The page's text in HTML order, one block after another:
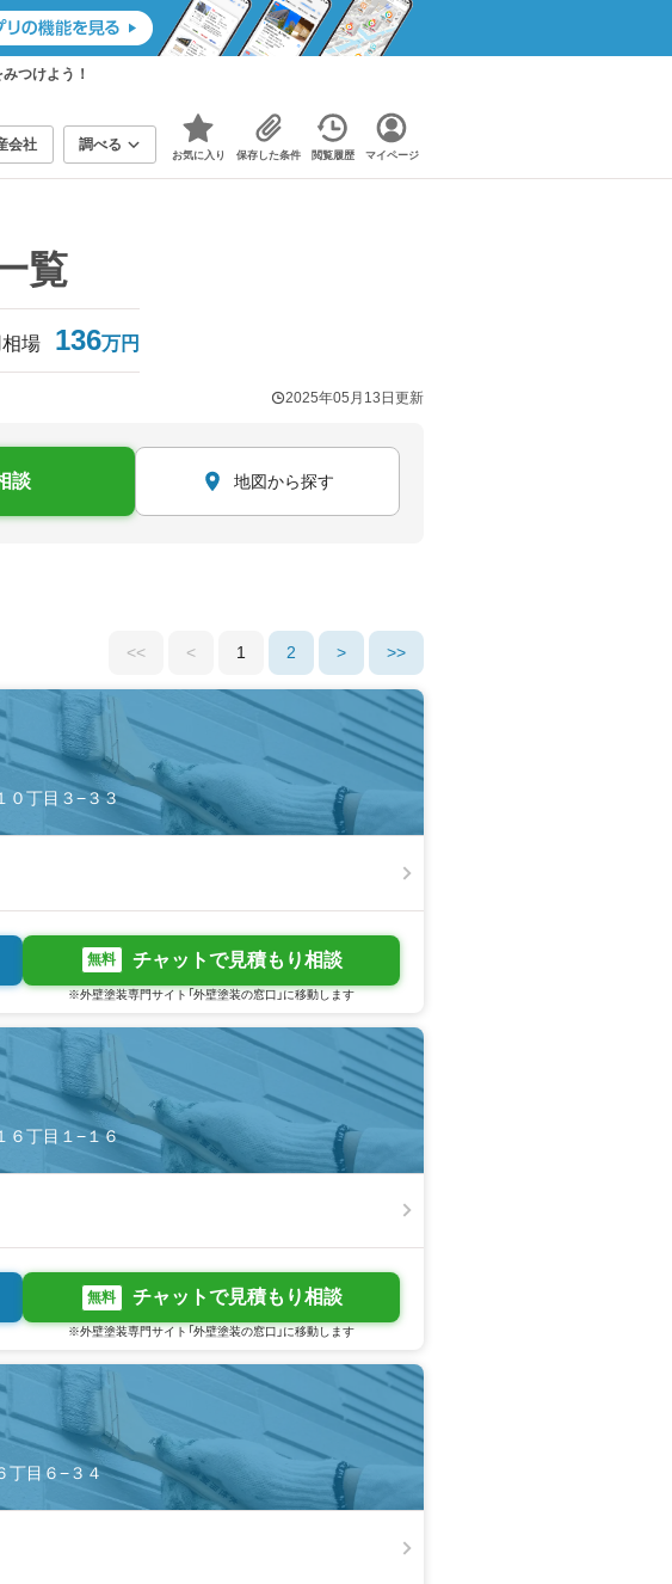
つけよう！
会社 調べる
お気に入り 保存した条件 閲覧履歴 マイページ
覧
場 136万円
2025年05月13日 更新
談 地図から探す
<< < 1 2 > >>
０丁目３−３３
無料 チャットで見積もり相談
※外壁塗装専門サイト「外壁塗装の窓口」に移動します
６丁目１−１６
無料 チャットで見積もり相談
※外壁塗装専門サイト「外壁塗装の窓口」に移動します
丁目６−３４